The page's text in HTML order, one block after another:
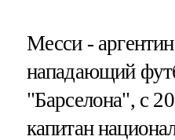
Месси -
нападающий
"Барселона", с
капитан